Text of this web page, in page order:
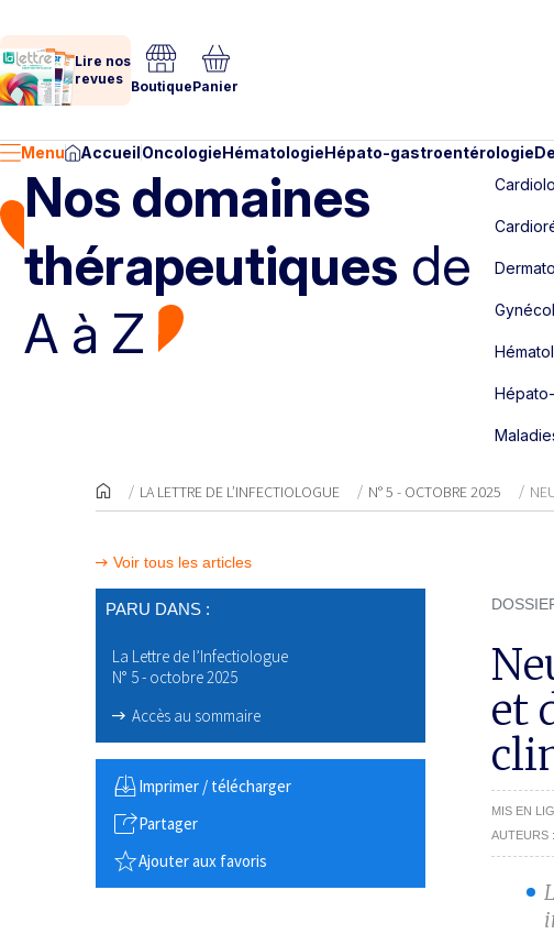
Lire nos
revues BoutiquePanier
Menu AccueilOncologieHématologieHépato-gastroentérologie
Nos domaines
thérapeutiques de
A à Z
LA LETTRE DE L’INFECTIOLOGUE N° 5 - OCTOBRE 2025
Voir tous les articles
PARU DANS :
La Lettre de l’Infectiologue
N° 5 - octobre 2025
Accès au sommaire
Imprimer / télécharger
Partager
Ajouter aux favoris
et
MIS EN
AUTEURS